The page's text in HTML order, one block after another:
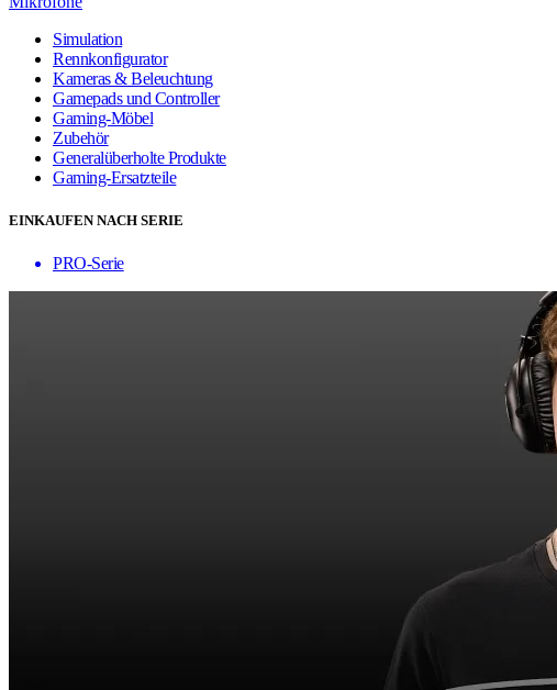
Simulation
Rennkonfigurator
Kameras & Beleuchtung
Gamepads und Controller
Gaming-Möbel
Zubehör
Generalüberholte Produkte
Gaming-Ersatzteile
EINKAUFEN NACH SERIE
PRO-Serie